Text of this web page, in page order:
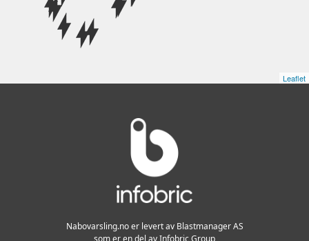
Leaflet
Nabovarsling.no er levert av Blastmanager AS
som er en del av Infobric Group